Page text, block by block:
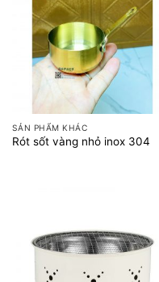
SẢN PHẨM KHÁC
Rót sốt vàng nhỏ inox 304